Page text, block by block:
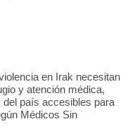
en Irak necesitan
y atención médica,
país accesibles para
Médicos Sin